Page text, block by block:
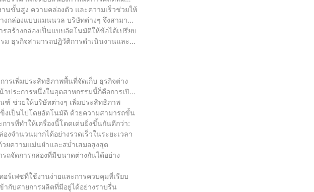
นขั้นสูง ความคล่องตัว และความเร็วช่วยให้
กล่องแบบแมนนวล บริษัทต่างๆ จึงสามารถ
สร้างกล่องเป็นแบบอัตโนมัติให้ข้อได้เปรียบ
ธุรกิจสามารถปฏิวัติการดำเนินงานและ
รเพิ่มประสิทธิภาพพื้นที่จัดเก็บ ธุรกิจต่าง
ประการหนึ่งในอุตสาหกรรมนี้ก็คือการเปิด
ฑ์ ช่วยให้บริษัทต่างๆ เพิ่มประสิทธิภาพ
งเป็นไปโดยอัตโนมัติ ด้วยความสามารถขั้น
ารที่ทำให้เครื่องนี้โดดเด่นยิ่งขึ้นกันดีกว่า:
จำนวนมากได้อย่างรวดเร็วในระยะเวลา
ยความแม่นยำและสม่ำเสมอสูงสุด
ถจัดการกล่องที่มีขนาดต่างกันได้อย่าง
ร์เฟซที่ใช้งานง่ายและการควบคุมที่เรียบ
ากับสายการผลิตที่มีอยู่ได้อย่างราบรื่น